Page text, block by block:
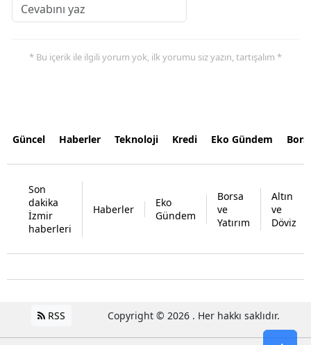
* Bu içerik ile ilgili yorum yok, ilk yorumu siz yazın, tartışalım *
Güncel Haberler Teknoloji Kredi Eko Gündem
Son
dakika
İzmir
haberleri
Haberler
Eko
Gündem
Borsa
ve
Yatırım
Altın
ve
Döviz
RSS Copyright © 2026 . Her hakkı saklıdır.